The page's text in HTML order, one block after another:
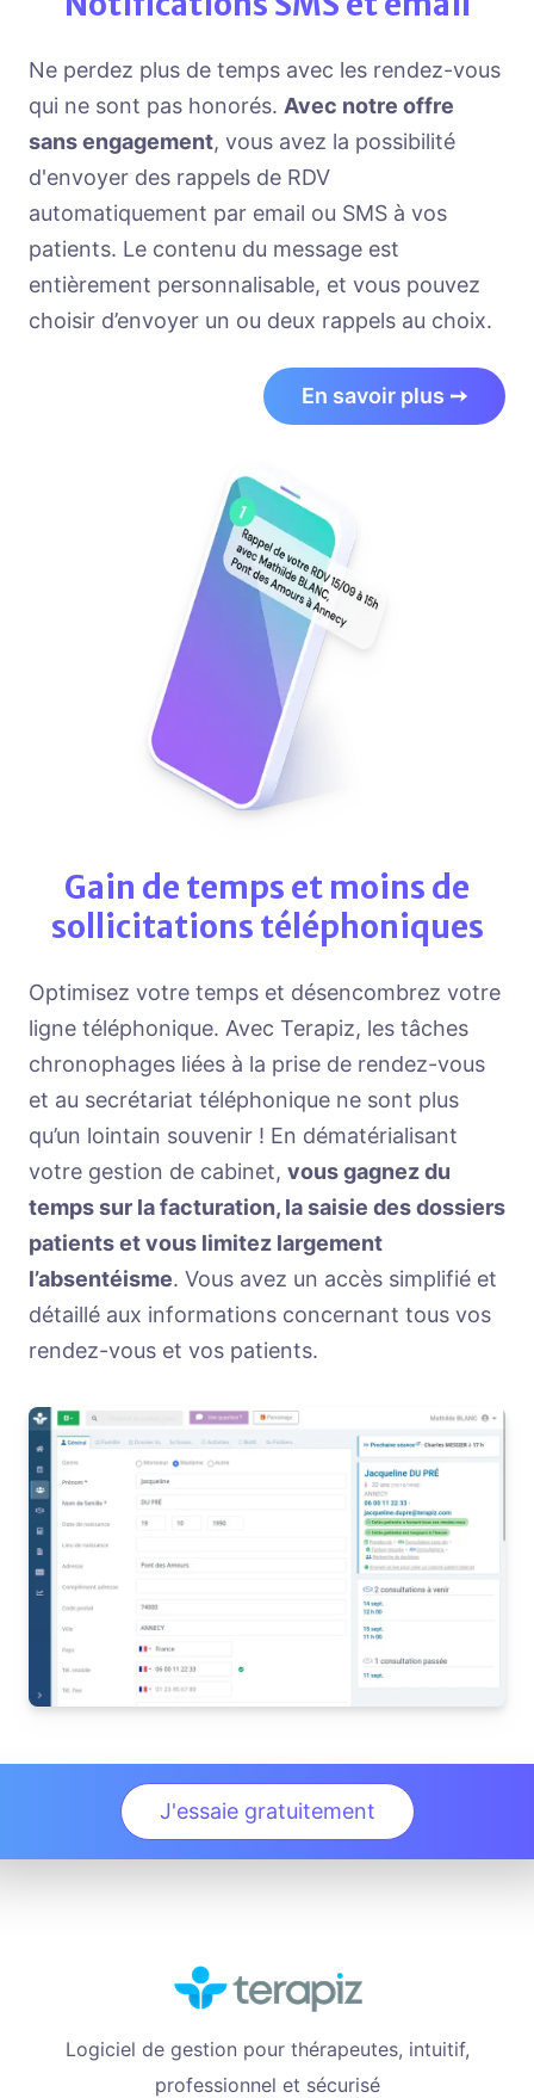
Ne perdez plus de temps avec les rendez-vous
qui ne sont pas honorés. Avec notre offre
sans engagement, vous avez la possibilité
d'envoyer des rappels de RDV
automatiquement par email ou SMS à vos
patients. Le contenu du message est
entièrement personnalisable, et vous pouvez
choisir d’envoyer un ou deux rappels au choix.
En savoir plus ➙
Gain de temps et moins de
sollicitations téléphoniques
Optimisez votre temps et désencombrez votre
ligne téléphonique. Avec Terapiz, les tâches
chronophages liées à la prise de rendez-vous
et au secrétariat téléphonique ne sont plus
qu’un lointain souvenir ! En dématérialisant
votre gestion de cabinet, vous gagnez du
temps sur la facturation, la saisie des dossiers
patients et vous limitez largement
l’absentéisme. Vous avez un accès simplifié et
détaillé aux informations concernant tous vos
rendez-vous et vos patients.
J'essaie gratuitement
Logiciel de gestion pour thérapeutes, intuitif,
professionnel et sécurisé